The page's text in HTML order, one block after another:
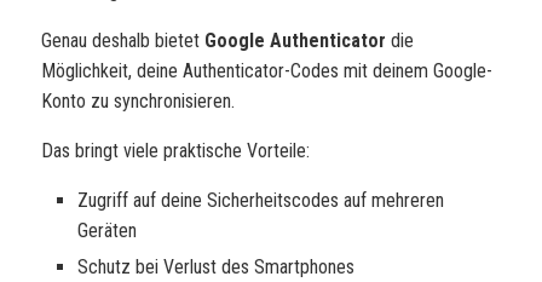
Genau deshalb bietet Google Authenticator die
Möglichkeit, deine Authenticator-Codes mit deinem Google-
Konto zu synchronisieren.
Das bringt viele praktische Vorteile:
Zugriff auf deine Sicherheitscodes auf mehreren
Geräten
Schutz bei Verlust des Smartphones